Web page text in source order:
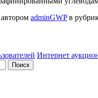
автором adminGWPв
Интернет